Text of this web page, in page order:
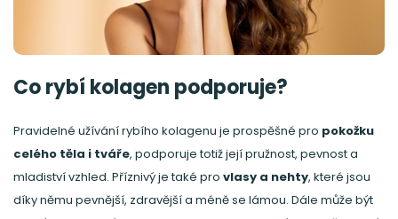
Co rybí kolagen podporuje?
Pravidelné užívání rybího kolagenu je prospěšné pro pokožku
celého těla i tváře, podporuje totiž její pružnost, pevnost a
mladiství vzhled. Příznivý je také pro vlasy a nehty, které jsou
díky němu pevnější, zdravější a méně se lámou. Dále může být